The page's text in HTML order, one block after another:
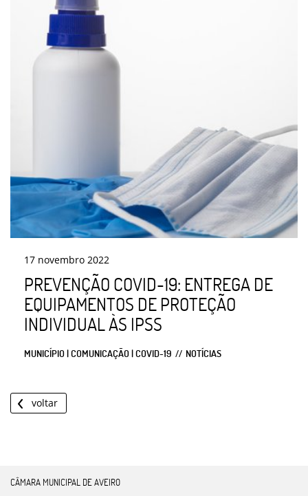
17 novembro 2022
PREVENÇÃO COVID-19: ENTREGA DE
EQUIPAMENTOS DE PROTEÇÃO
INDIVIDUAL ÀS IPSS
MUNICÍPIO | COMUNICAÇÃO | COVID-19 NOTÍCIAS
voltar
CÂMARA MUNICIPAL DE AVEIRO